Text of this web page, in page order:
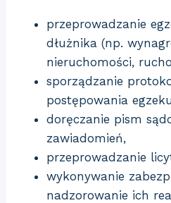
przeprowadzanie
dłużnika (np.
nieruchomości,
sporządzanie
postępowania
doręczanie pism
zawiadomień,
przeprowadzanie
wykonywanie
nadzorowanie ich